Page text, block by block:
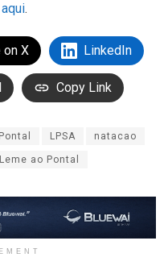
.
on X LinkedIn
Copy Link
LPSA natacao
ao Pontal